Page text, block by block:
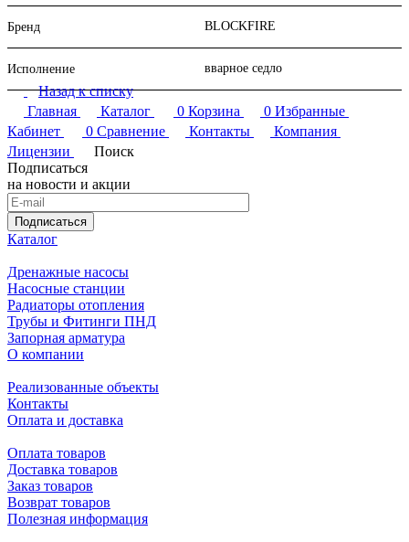
Бренд BLOCKFIRE
Исполнение вварное седло
Назад к списку
Главная
Каталог 0 Корзина 0 Избранные
Кабинет
0 Сравнение Контакты
Компания
Лицензии
Поиск
Подписаться
на новости и акции
Подписаться
Каталог
Дренажные насосы
Насосные станции
Радиаторы отопления
Трубы и Фитинги ПНД
Запорная арматура
О компании
Реализованные объекты
Контакты
Оплата и доставка
Оплата товаров
Доставка товаров
Заказ товаров
Возврат товаров
Полезная информация